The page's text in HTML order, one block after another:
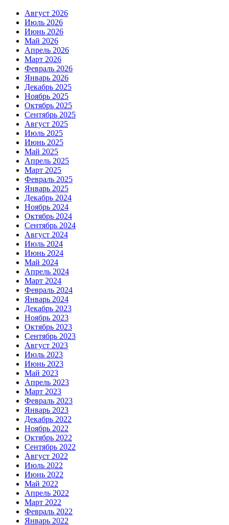
Август 2026
Июль 2026
Июнь 2026
Май 2026
Апрель 2026
Март 2026
Февраль 2026
Январь 2026
Декабрь 2025
Ноябрь 2025
Октябрь 2025
Сентябрь 2025
Август 2025
Июль 2025
Июнь 2025
Май 2025
Апрель 2025
Март 2025
Февраль 2025
Январь 2025
Декабрь 2024
Ноябрь 2024
Октябрь 2024
Сентябрь 2024
Август 2024
Июль 2024
Июнь 2024
Май 2024
Апрель 2024
Март 2024
Февраль 2024
Январь 2024
Декабрь 2023
Ноябрь 2023
Октябрь 2023
Сентябрь 2023
Август 2023
Июль 2023
Июнь 2023
Май 2023
Апрель 2023
Март 2023
Февраль 2023
Январь 2023
Декабрь 2022
Ноябрь 2022
Октябрь 2022
Сентябрь 2022
Август 2022
Июль 2022
Июнь 2022
Май 2022
Апрель 2022
Март 2022
Февраль 2022
Январь 2022